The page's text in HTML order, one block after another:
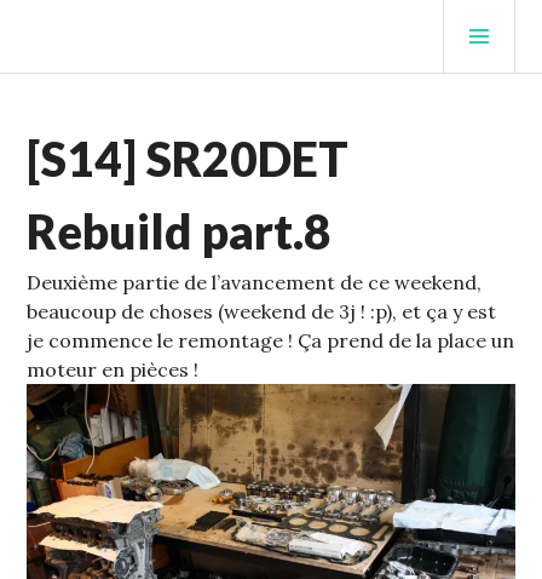
contenu
STUFFCC'S BLOG
S14
[S14] SR20DET
Rebuild part.8
Deuxième partie de l’avancement de ce weekend,
beaucoup de choses (weekend de 3j ! :p), et ça y est
je commence le remontage ! Ça prend de la place un
moteur en pièces !